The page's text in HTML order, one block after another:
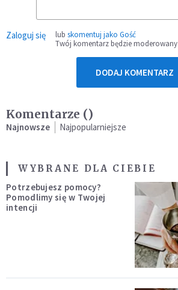
Zaloguj się lub skomentuj jako Gość
Twój komentarz będzie moderowany
DODAJ KOMENTARZ
Komentarze ()
Najnowsze Najpopularniejsze
WYBRANE DLA CIEBIE
Potrzebujesz pomocy?
Pomodlimy się w Twojej
intencji